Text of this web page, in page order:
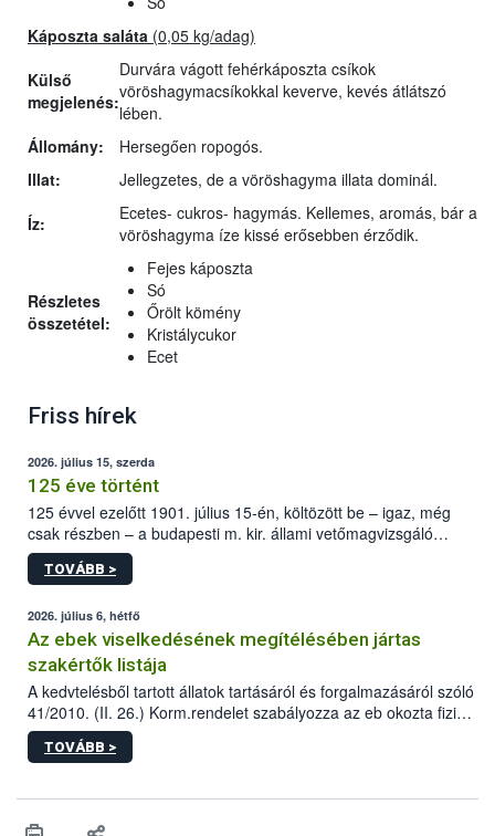
Káposzta saláta (0,05 kg/adag)
Külső
megjelenés:
Durvára vágott fehérkáposzta csíkok
vöröshagymacsíkokkal keverve, kevés átlátszó
lében.
Állomány:
Hersegően ropogós.
Illat:
Jellegzetes, de a vöröshagyma illata dominál.
Íz:
Ecetes- cukros- hagymás. Kellemes, aromás, bár a
vöröshagyma íze kissé erősebben érződik.
Részletes
összetétel:
Fejes káposzta
Só
Őrölt kömény
Kristálycukor
Ecet
Friss hírek
2026. július 15, szerda
125 éve történt
125 évvel ezelőtt 1901. július 15-én, költözött be – igaz, még
csak részben – a budapesti m. kir. állami vetőmagvizsgáló
állomás a Kis Rókus utca 15. szám alatti, Czigler Győző által
tervezett új épületébe.
TOVÁBB >
2026. július 6, hétfő
Az ebek viselkedésének megítélésében jártas
szakértők listája
A kedvtelésből tartott állatok tartásáról és forgalmazásáról szóló
41/2010. (II. 26.) Korm.rendelet szabályozza az eb okozta fizikai
sérülés, illetve ennek veszélye keletkezésekor felmerülő
hatósági feladatokat, valamint a veszélyes eb tartását és annak
vonni az ebek viselkedésének megítélésében jártas szakértőt.
TOVÁBB >